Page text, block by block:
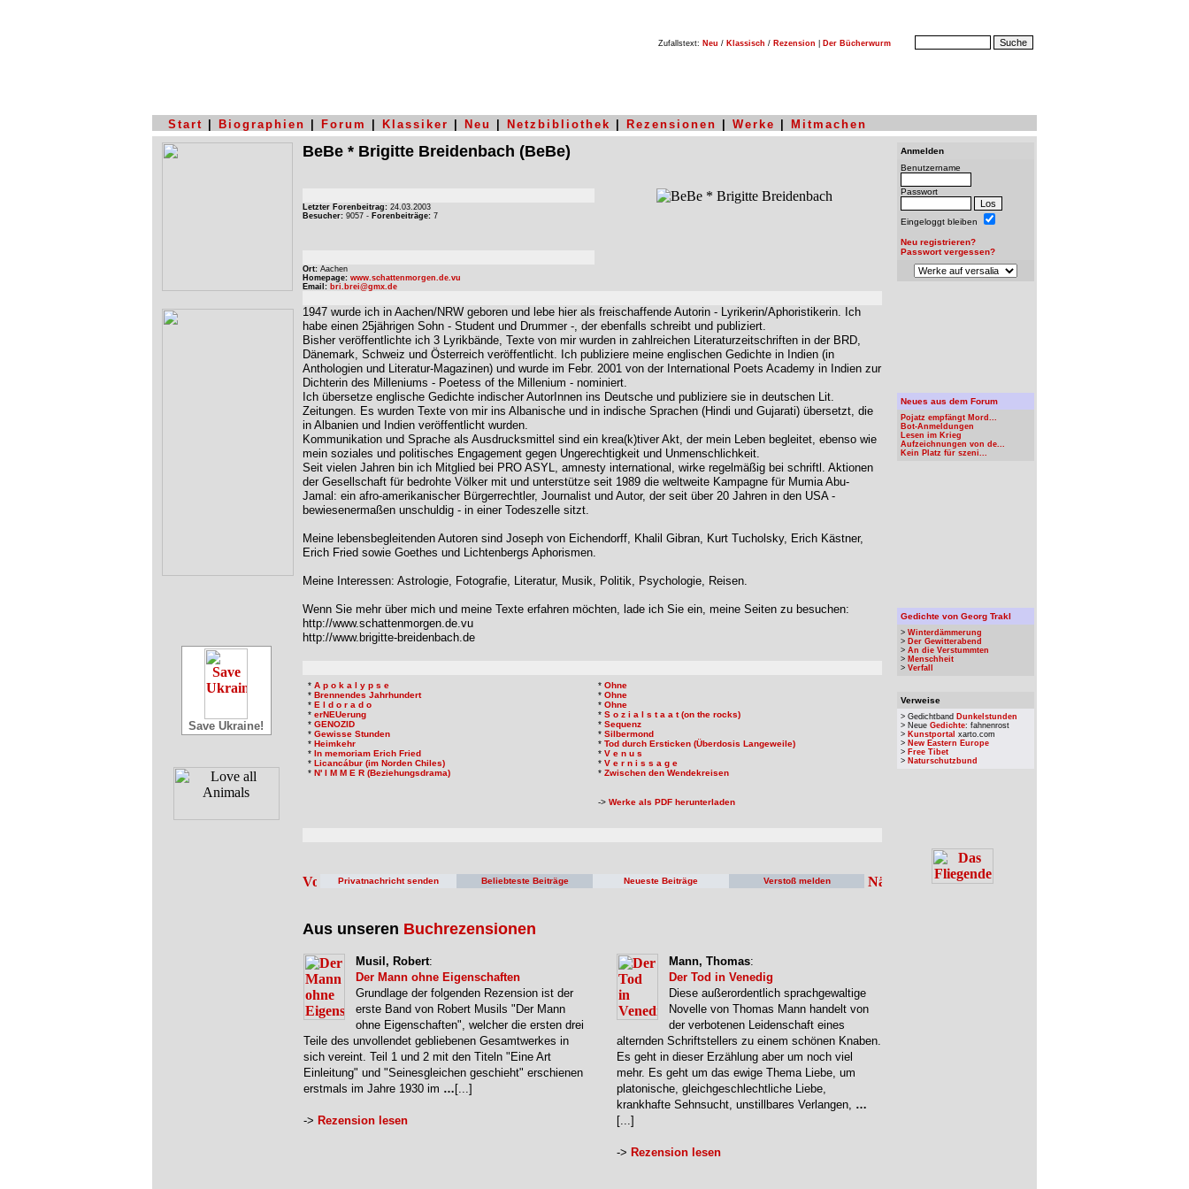
Zufallstext: Neu / Klassisch / Rezension Der Bücherwurm
Start Biographien Forum Klassiker Neu Netzbibliothek Rezensionen Werke Mitmachen
Save Ukraine!
BeBe * Brigitte Breidenbach (BeBe)
Letzter Forenbeitrag: 24.03.2003
Besucher: 9057 - Forenbeiträge: 7
Ort: Aachen
Homepage: www.schattenmorgen.de.vu
Email: bri.brei@gmx.de
1947 wurde ich in Aachen/NRW geboren und lebe hier als freischaffende Autorin - Lyrikerin/Aphoristikerin. Ich
habe einen 25jährigen Sohn - Student und Drummer -, der ebenfalls schreibt und publiziert.
Bisher veröffentlichte ich 3 Lyrikbände, Texte von mir wurden in zahlreichen Literaturzeitschriften in der BRD,
Dänemark, Schweiz und Österreich veröffentlicht. Ich publiziere meine englischen Gedichte in Indien (in
Anthologien und Literatur-Magazinen) und wurde im Febr. 2001 von der International Poets Academy in Indien zur
Dichterin des Milleniums - Poetess of the Millenium - nominiert.
Ich übersetze englische Gedichte indischer AutorInnen ins Deutsche und publiziere sie in deutschen Lit.
Zeitungen. Es wurden Texte von mir ins Albanische und in indische Sprachen (Hindi und Gujarati) übersetzt, die
in Albanien und Indien veröffentlicht wurden.
Kommunikation und Sprache als Ausdrucksmittel sind ein krea(k)tiver Akt, der mein Leben begleitet, ebenso wie
mein soziales und politisches Engagement gegen Ungerechtigkeit und Unmenschlichkeit.
Seit vielen Jahren bin ich Mitglied bei PRO ASYL, amnesty international, wirke regelmäßig bei schriftl. Aktionen
der Gesellschaft für bedrohte Völker mit und unterstütze seit 1989 die weltweite Kampagne für Mumia Abu-
Jamal: ein afro-amerikanischer Bürgerrechtler, Journalist und Autor, der seit über 20 Jahren in den USA -
bewiesenermaßen unschuldig - in einer Todeszelle sitzt.
Meine lebensbegleitenden Autoren sind Joseph von Eichendorff, Khalil Gibran, Kurt Tucholsky, Erich Kästner,
Erich Fried sowie Goethes und Lichtenbergs Aphorismen.
Meine Interessen: Astrologie, Fotografie, Literatur, Musik, Politik, Psychologie, Reisen.
Wenn Sie mehr über mich und meine Texte erfahren möchten, lade ich Sie ein, meine Seiten zu besuchen:
http://www.schattenmorgen.de.vu
http://www.brigitte-breidenbach.de
* A p o k a l y p s e
* Brennendes Jahrhundert
* E l d o r a d o
* erNEUerung
* GENOZID
* Gewisse Stunden
* Heimkehr
* In memoriam Erich Fried
* Licancábur (im Norden Chiles)
* N' I M M E R (Beziehungsdrama)
* Ohne
* Ohne
* Ohne
* S o z i a l s t a a t (on the rocks)
* Sequenz
* Silbermond
* Tod durch Ersticken (Überdosis Langeweile)
* V e n u s
* V e r n i s s a g e
* Zwischen den Wendekreisen
-> Werke als PDF herunterladen
Privatnachricht senden Beliebteste Beiträge Neueste Beiträge Verstoß melden
Aus unseren Buchrezensionen
Musil, Robert:
Der Mann ohne Eigenschaften
Grundlage der folgenden Rezension ist der
erste Band von Robert Musils "Der Mann
ohne Eigenschaften", welcher die ersten drei
Teile des unvollendet gebliebenen Gesamtwerkes in
sich vereint. Teil 1 und 2 mit den Titeln "Eine Art
Einleitung" und "Seinesgleichen geschieht" erschienen
erstmals im Jahre 1930 im … [...]
-> Rezension lesen
Mann, Thomas:
Der Tod in Venedig
Diese außerordentlich sprachgewaltige
Novelle von Thomas Mann handelt von
der verbotenen Leidenschaft eines
alternden Schriftstellers zu einem schönen Knaben.
Es geht in dieser Erzählung aber um noch viel
mehr. Es geht um das ewige Thema Liebe, um
platonische, gleichgeschlechtliche Liebe,
krankhafte Sehnsucht, unstillbares Verlangen, …
[...]
-> Rezension lesen
Anmelden
Benutzername
Passwort
Eingeloggt bleiben
Neu registrieren?
Passwort vergessen?
Neues aus dem Forum
Pojatz empfängt Mord...
Bot-Anmeldungen
Lesen im Krieg
Aufzeichnungen von de...
Kein Platz für szeni...
Gedichte von Georg Trakl
> Winterdämmerung
> Der Gewitterabend
> An die Verstummten
> Menschheit
> Verfall
Verweise
> Gedichtband Dunkelstunden
> Neue Gedichte: fahnenrost
> Kunstportal xarto.com
> New Eastern Europe
> Free Tibet
> Naturschutzbund